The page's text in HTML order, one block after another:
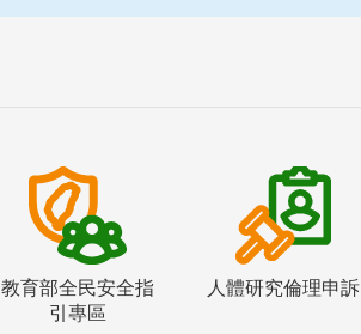
教育部全民安全指
引專區
人體研究倫理申訴